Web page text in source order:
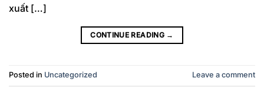
xuất […]
CONTINUE READING →
Posted in Uncategorized Leave a comment